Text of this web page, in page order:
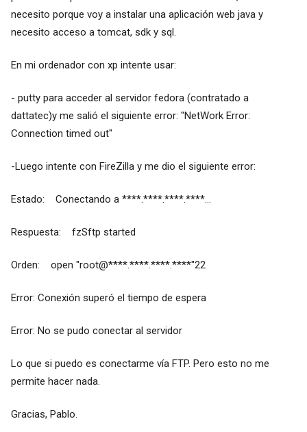
necesito porque voy a instalar una aplicación web java y
necesito acceso a tomcat, sdk y sql.
En mi ordenador con xp intente usar:
- putty para acceder al servidor fedora (contratado a
dattatec)y me salió el siguiente error: "NetWork Error:
Connection timed out"
-Luego intente con FireZilla y me dio el siguiente error:
Estado: Conectando a ****.****.****.****...
Respuesta: fzSftp started
Orden: open "root@****.****.****.****"22
Error: Conexión superó el tiempo de espera
Error: No se pudo conectar al servidor
Lo que si puedo es conectarme vía FTP. Pero esto no me
permite hacer nada.
Gracias, Pablo.